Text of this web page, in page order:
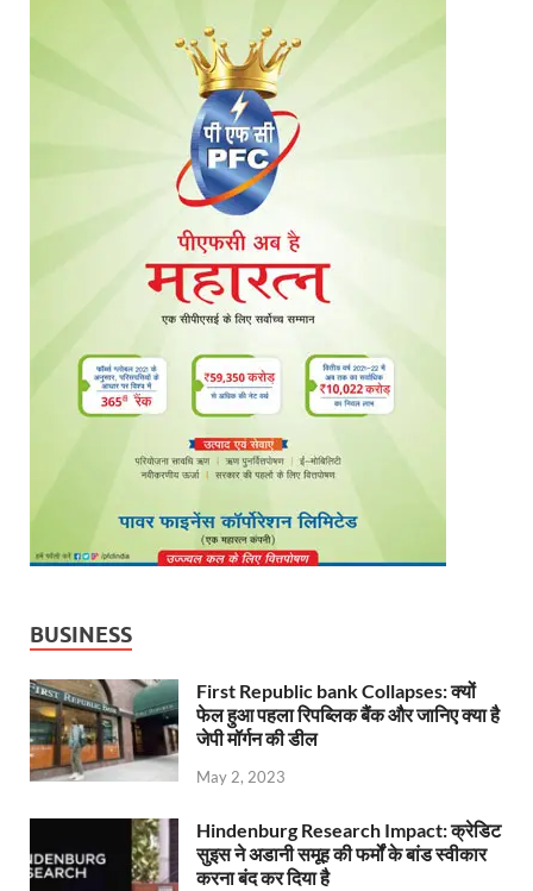
BUSINESS
First Republic bank Collapses: क्यों
फेल हुआ पहला रिपब्लिक बैंक और जानिए क्या है
जेपी मॉर्गन की डील
May 2, 2023
Hindenburg Research Impact: क्रेडिट
सुइस ने अडानी समूह की फर्मों के बांड स्वीकार
करना बंद कर दिया है